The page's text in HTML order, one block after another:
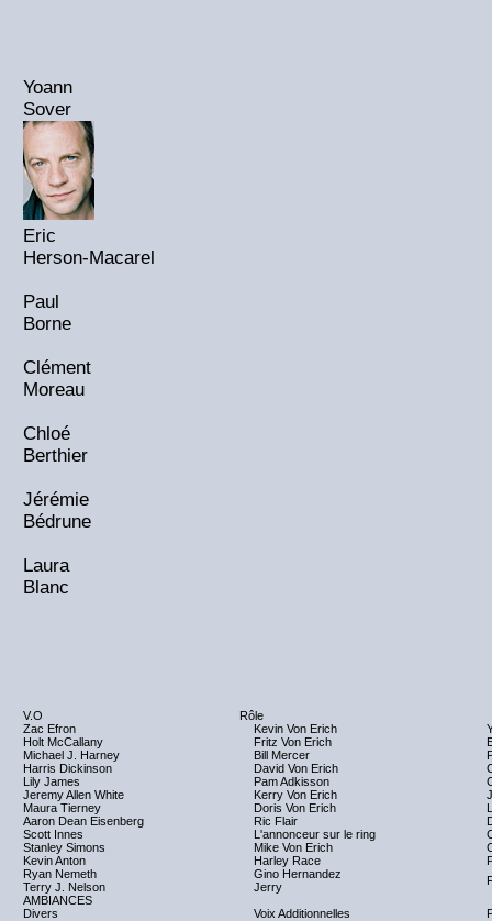
Yoann
Sover
Eric
Herson-Macarel
Paul
Borne
Clément
Moreau
Chloé
Berthier
Jérémie
Bédrune
Laura
Blanc
V.O
Rôle
Zac Efron
Kevin Von Erich
Holt McCallany
Fritz Von Erich
Michael J. Harney
Bill Mercer
Harris Dickinson
David Von Erich
Lily James
Pam Adkisson
Jeremy Allen White
Kerry Von Erich
Maura Tierney
Doris Von Erich
Aaron Dean Eisenberg
Ric Flair
Scott Innes
L'annonceur sur le ring
Stanley Simons
Mike Von Erich
Kevin Anton
Harley Race
Ryan Nemeth
Gino Hernandez
Terry J. Nelson
Jerry
AMBIANCES
Divers
Voix Additionnelles